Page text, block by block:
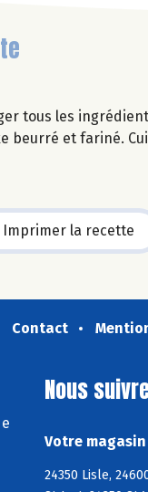
tous les
beurré et fariné.
Imprimer la recette
Contact
Nous
Votre
24350 Lisle,